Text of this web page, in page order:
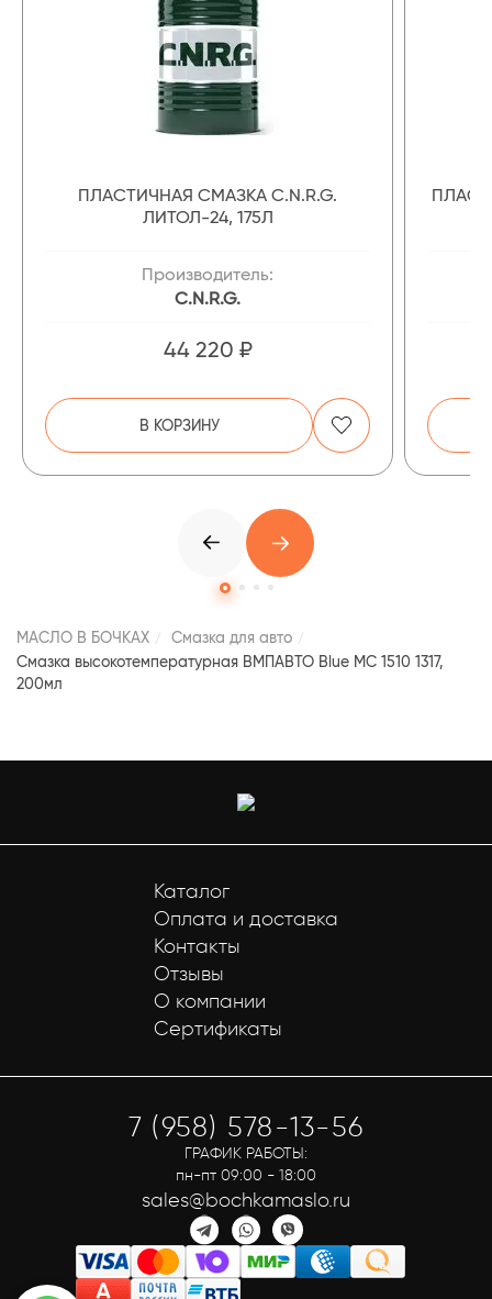
ПЛАСТИЧНАЯ СМАЗКА C.N.R.G.
ЛИТОЛ-24, 175Л
Производитель:
C.N.R.G.
44 220 ₽
В КОРЗИНУ
МАСЛО В БОЧКАХ
Смазка для авто
Смазка высокотемпературная ВМПАВТО Blue МС 1510 1317,
200мл
Каталог
Оплата и доставка
Контакты
Отзывы
О компании
Сертификаты
7 (958) 578-13-56
ГРАФИК РАБОТЫ:
пн-пт 09:00 - 18:00
sales@bochkamaslo.ru